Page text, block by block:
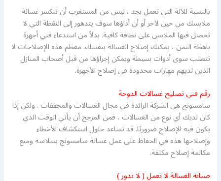
بالنسبة للآلة التي تعمل بجد ، ليس من المستغرب أن تنكسر غسالة
ملابسك من حين لآخر أو أن أداؤها سوف يتدهور إلى النقطة التي لا
تحصل فيها الملابس على نظافة كافية. بدلاً من استدعاء فني أجهزة
باهظة الثمن ، يمكنك إصلاح الغسالة بنفسك. معظم هذه الإصلاحات لا
تتطلب سوى أدوات بسيطة ويمكن إجراؤها من قبل أصحاب المنازل
الذين لديهم مهارات محدودة في إصلاح الأجهزة.
رقم فني تصليح غسالات الدوحة
سامسونج هي الشركة الرائدة في مجال الغسالات والمجففات . ولكن إذا
كان لديك أي نوع من الغسالات ، فمن المرجح أن يأتي الوقت الذي
يكون فيه الإصلاح ضروريًا. قد تساعد حلول استكشاف الأخطاء
وإصلاحها هذه في الحفاظ على عمل غسالة سامسونج بسلاسة ومنع
مكالمة إصلاح مكلفة.
صيانة الغسالة لا تعمل ( لا تدور )